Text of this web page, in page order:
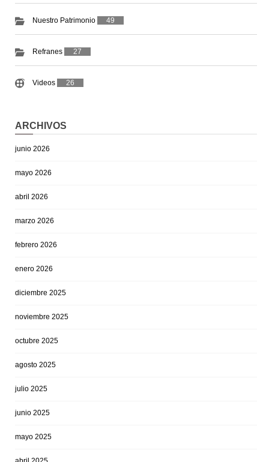
Nuestro Patrimonio 49
Refranes 27
Videos 26
ARCHIVOS
junio 2026
mayo 2026
abril 2026
marzo 2026
febrero 2026
enero 2026
diciembre 2025
noviembre 2025
octubre 2025
agosto 2025
julio 2025
junio 2025
mayo 2025